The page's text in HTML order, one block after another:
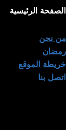
الصفحة الرئيسية
من نحن
رمضان
خريطة الموقع
اتصل بنا